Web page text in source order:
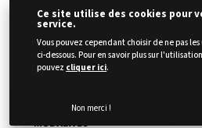
Formule de services
Véhicule électrique
Pas de frais de carburants
MODALITÉS
Ce site utilise des cookies pour
service.
Vous pouvez cependant choisir de ne pas
ci-dessous. Pour en savoir plus sur
pouvez cliquer ici.
Non merci !